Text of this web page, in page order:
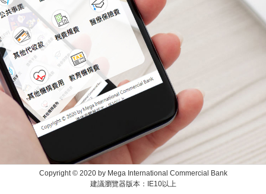
Copyright © 2020 by Mega International Commercial Bank
建議瀏覽器版本：IE10以上